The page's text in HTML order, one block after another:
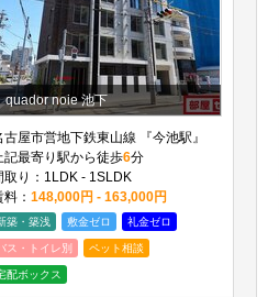
quador noie 池下
古屋市営地下鉄東山線 『今池駅』
記最寄り駅から徒歩6分
取り：1LDK - 1SLDK
料： 148,000円 - 163,000円
築・築浅 敷金ゼロ 礼金ゼロ
ス・トイレ別 ペット相談
配ボックス